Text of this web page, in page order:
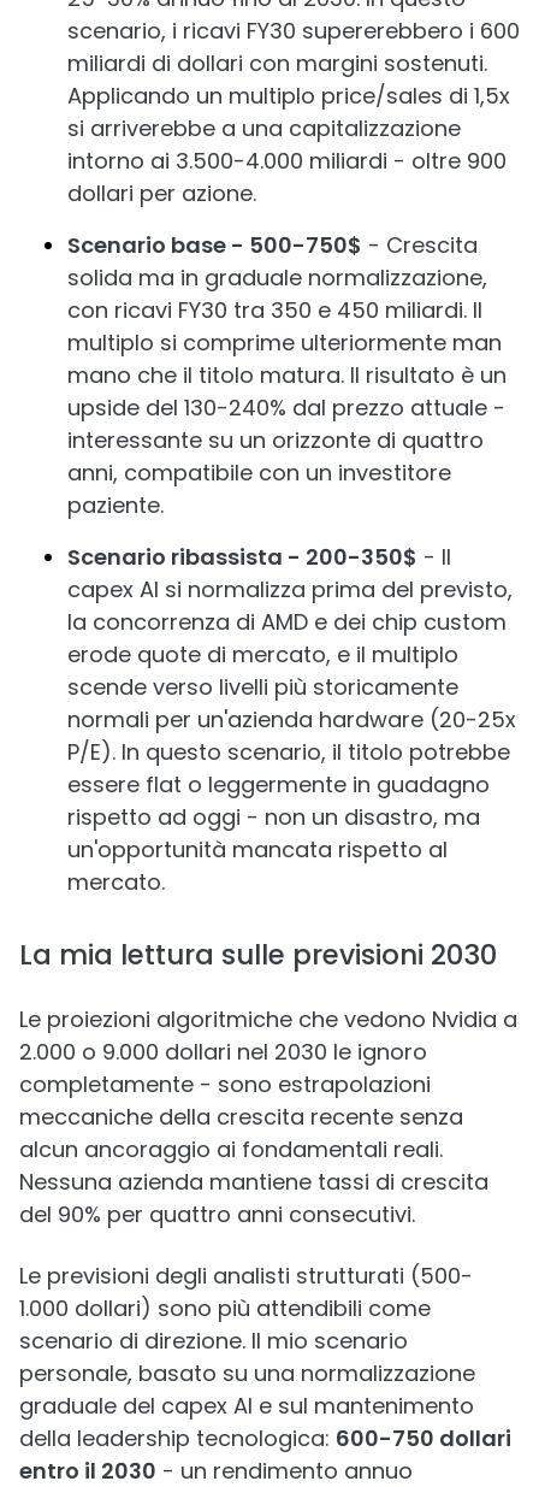
scenario, i ricavi FY30 supererebbero i 600
miliardi di dollari con margini sostenuti.
Applicando un multiplo price/sales di 1,5x
si arriverebbe a una capitalizzazione
intorno ai 3.500-4.000 miliardi - oltre 900
dollari per azione.
Scenario base - 500-750$ - Crescita
solida ma in graduale normalizzazione,
con ricavi FY30 tra 350 e 450 miliardi. Il
multiplo si comprime ulteriormente man
mano che il titolo matura. Il risultato è un
upside del 130-240% dal prezzo attuale -
interessante su un orizzonte di quattro
anni, compatibile con un investitore
paziente.
Scenario ribassista - 200-350$ - Il
capex AI si normalizza prima del previsto,
la concorrenza di AMD e dei chip custom
erode quote di mercato, e il multiplo
scende verso livelli più storicamente
normali per un'azienda hardware (20-25x
P/E). In questo scenario, il titolo potrebbe
essere flat o leggermente in guadagno
rispetto ad oggi - non un disastro, ma
un'opportunità mancata rispetto al
mercato.
La mia lettura sulle previsioni 2030
Le proiezioni algoritmiche che vedono Nvidia a
2.000 o 9.000 dollari nel 2030 le ignoro
completamente - sono estrapolazioni
meccaniche della crescita recente senza
alcun ancoraggio ai fondamentali reali.
Nessuna azienda mantiene tassi di crescita
del 90% per quattro anni consecutivi.
Le previsioni degli analisti strutturati (500-
1.000 dollari) sono più attendibili come
scenario di direzione. Il mio scenario
personale, basato su una normalizzazione
graduale del capex AI e sul mantenimento
della leadership tecnologica: 600-750 dollari
entro il 2030 - un rendimento annuo